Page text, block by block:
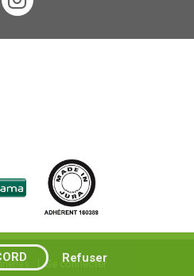
Se connecter
Refuser